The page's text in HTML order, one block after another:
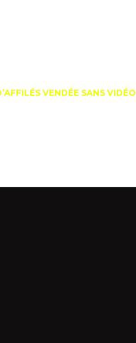
VENDÉE SANS VIDÉO